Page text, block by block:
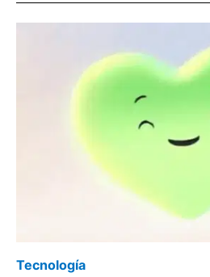
Tecnología